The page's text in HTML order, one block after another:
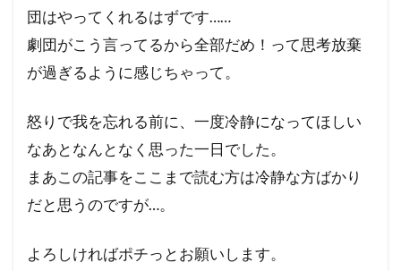
団はやってくれるはずです……
劇団がこう言ってるから全部だめ！って思考放棄
が過ぎるように感じちゃって。
怒りで我を忘れる前に、一度冷静になってほしい
なあとなんとなく思った一日でした。
まあこの記事をここまで読む方は冷静な方ばかり
だと思うのですが…。
よろしければポチっとお願いします。